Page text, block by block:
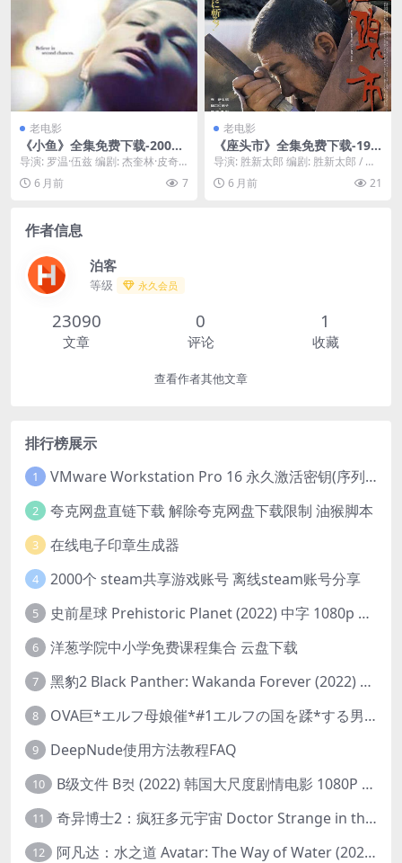
老电影
《小鱼》全集免费下载-2005-
收藏党必存 – 剧情/爱情 – [A
U][夸克网盘]
导演: 罗温·伍兹 编剧: 杰奎林·皮奇
又名: 毒海茫茫 资源下载：小鱼下
载阿...6 月前 7
老电影
《座头市》全集免费下载-198
9-收藏级清晰度 – 动作/武侠 –
[JP][夸克网盘/百度网盘]
导演: 胜新太郎 编剧: 胜新太郎 / 中
村努 / 市山達巳 / 中冈京平 / ...
6 月前 21
作者信息
泊客
等级 永久会员
23090
文章
0
评论
1
收藏
查看作者其他文章
排行榜展示
1 VMware Workstation Pro 16 永久激活密钥(序列号)
2 夸克网盘直链下载 解除夸克网盘下载限制 油猴脚本
3 在线电子印章生成器
4 2000个 steam共享游戏账号 离线steam账号分享
5 史前星球 Prehistoric Planet (2022) 中字 1080p 高清 阿里云盘 2022.5.27已更新全集
6 洋葱学院中小学免费课程集合 云盘下载
7 黑豹2 Black Panther: Wakanda Forever (2022) 高清版
8 OVA巨*エルフ母娘催*#1エルフの国を蹂*する男。汚された女王と姫
9 DeepNude使用方法教程FAQ
10 B级文件 B컷 (2022) 韩国大尺度剧情电影 1080P 中字
11 奇异博士2：疯狂多元宇宙 Doctor Strange in the Multiverse of Madness (2022) 高清版1080p
12 阿凡达：水之道 Avatar: The Way of Water (2022) 1080p 2k 4k 中文字幕